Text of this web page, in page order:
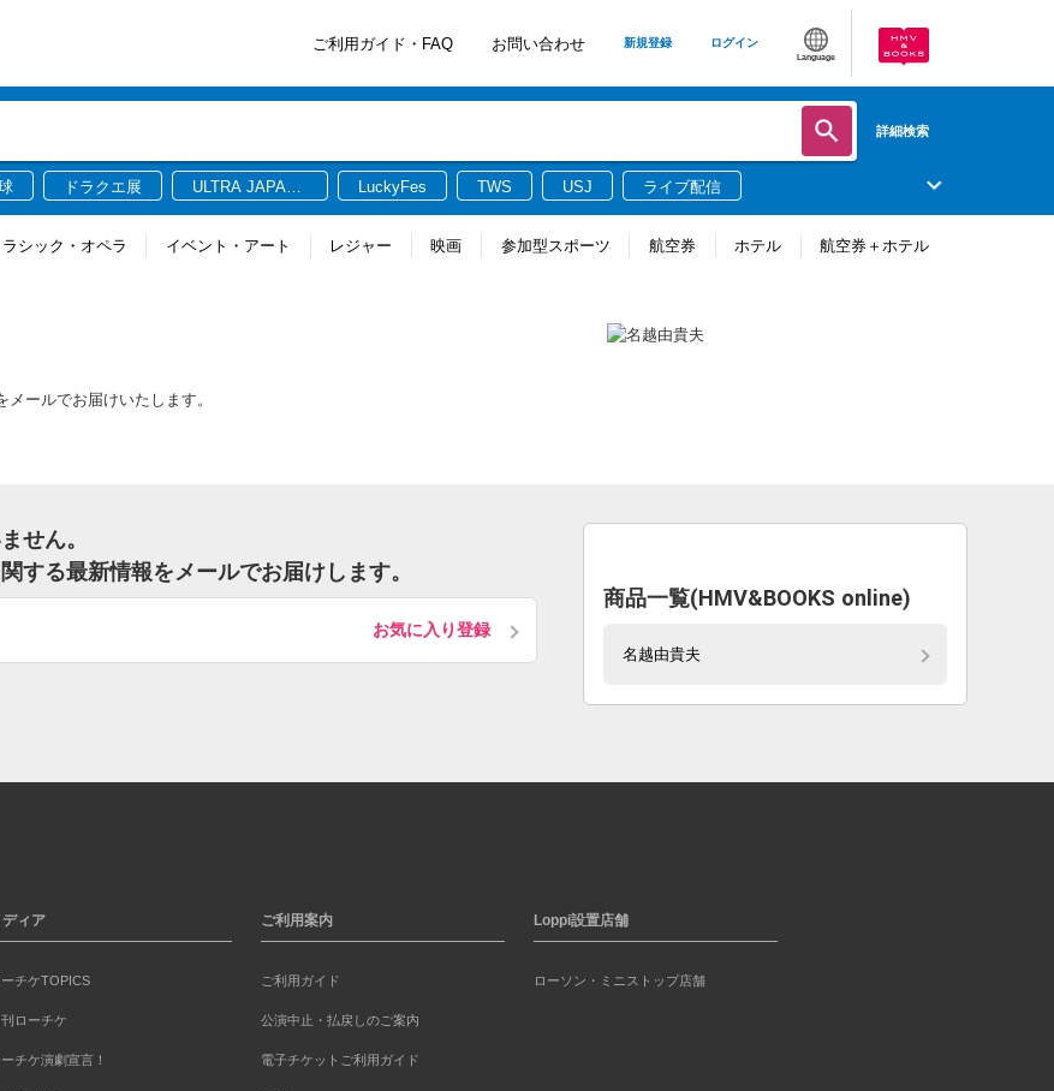
ご利用ガイド・FAQ お問い合わせ 新規登録 ログイン
Language
詳細検索
ドラクエ展
ULTRA JAPAN
LuckyFes TWS USJ ライブ配信
ラシック・オペラ イベント・アート レジャー 映画 参加型スポーツ 航空券 ホテル 航空券＋ホテル
ールでお届けいたします。
せん。
する最新情報をメールでお届けします。
お気に入り登録
商品一覧(HMV&BOOKS online)
名越由貴夫
ディア
ーチケTOPICS
刊ローチケ
ーチケ演劇宣言！
ご利用案内
ご利用ガイド
公演中止・払戻しのご案内
電子チケットご利用ガイド
Loppi設置店舗
ローソン・ミニストップ店舗